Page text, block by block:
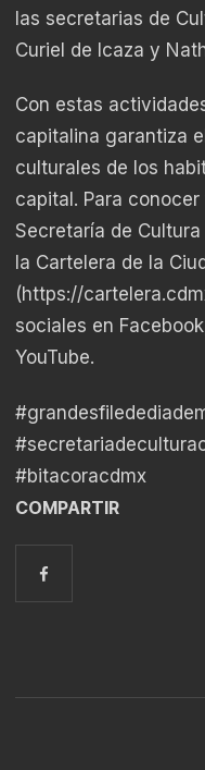
las secretarias de
Curiel de Icaza y
Con estas
capitalina garantiza
culturales de los
capital. Para
Secretaría de
la Cartelera de la
(https://
sociales en
YouTube.
#bitacoracdmx
COMPARTIR